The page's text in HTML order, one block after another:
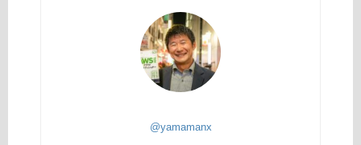
@yamamanx